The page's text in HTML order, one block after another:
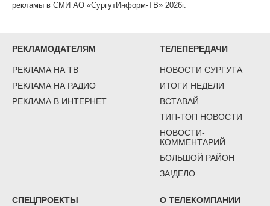
рекламы в СМИ АО «СургутИнформ-ТВ» 2026г.
РЕКЛАМОДАТЕЛЯМ
РЕКЛАМА НА ТВ
РЕКЛАМА НА РАДИО
РЕКЛАМА В ИНТЕРНЕТ
ТЕЛЕПЕРЕДАЧИ
НОВОСТИ СУРГУТА
ИТОГИ НЕДЕЛИ
ВСТАВАЙ
ТИП-ТОП НОВОСТИ
НОВОСТИ-
КОММЕНТАРИЙ
БОЛЬШОЙ РАЙОН
ЗА!ДЕЛО
СПЕЦПРОЕКТЫ О ТЕЛЕКОМПАНИИ